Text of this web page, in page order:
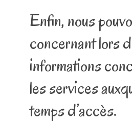
Enfin, nous
concernant lors
informations
les services
temps d’accès.